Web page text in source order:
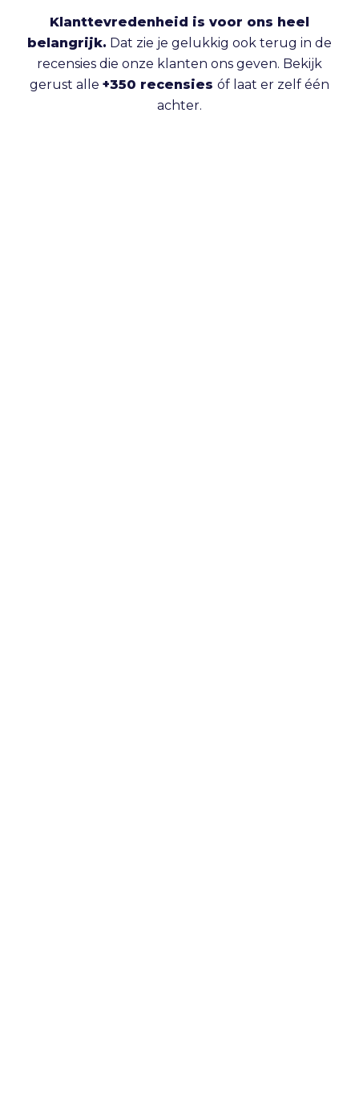
Klanttevredenheid is voor ons heel
belangrijk. Dat zie je gelukkig ook terug in de
recensies die onze klanten ons geven. Bekijk
gerust alle +350 recensies óf laat er zelf één
achter.